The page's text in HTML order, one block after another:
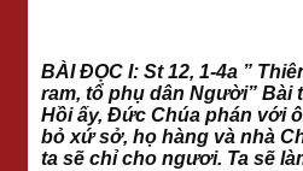
BÀI ĐỌC I: St 12, 1-4a ”
ram, tổ phụ dân Người” Bài
Hồi ấy, Đức Chúa phán với
bỏ xứ sở, họ hàng và nhà
ta sẽ chỉ cho ngươi. Ta sẽ